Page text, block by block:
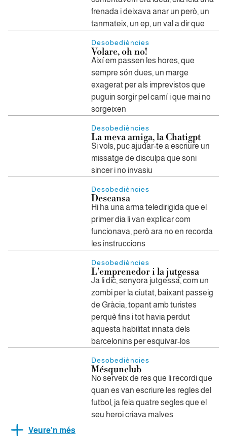
frenada i deixava anar un però, un
tanmateix, un ep, un val a dir que
Desobediències
Volare, oh no!
Així em passen les hores, que
sempre són dues, un marge
exagerat per als imprevistos que
puguin sorgir pel camí i que mai no
sorgeixen
Desobediències
La meva amiga, la Chatigpt
Si vols, puc ajudar-te a escriure un
missatge de disculpa que soni
sincer i no invasiu
Desobediències
Descansa
Hi ha una arma teledirigida que el
primer dia li van explicar com
funcionava, però ara no en recorda
les instruccions
Desobediències
L'emprenedor i la jutgessa
Ja li dic, senyora jutgessa, com un
zombi per la ciutat, baixant passeig
de Gràcia, topant amb turistes
perquè fins i tot havia perdut
aquesta habilitat innata dels
barcelonins per esquivar-los
Desobediències
Mésqunclub
No serveix de res que li recordi que
quan es van escriure les regles del
futbol, ja feia quatre segles que el
seu heroi criava malves
Veure’n més